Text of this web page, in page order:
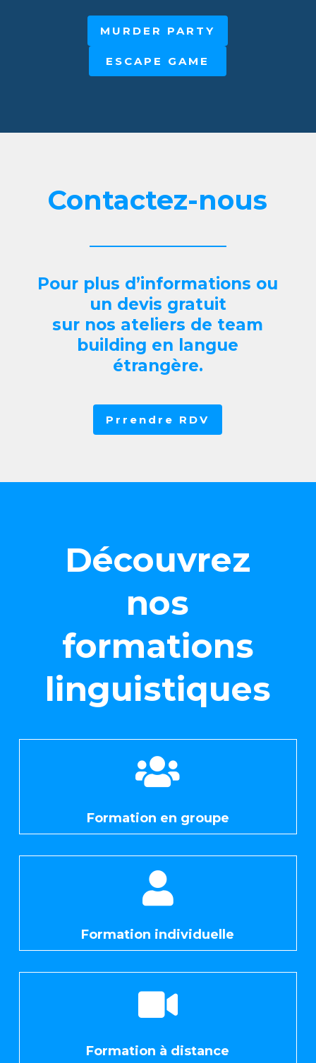
MURDER PARTY
ESCAPE GAME
Contactez-nous
Pour plus d’informations ou
un devis gratuit
sur nos ateliers de team
building en langue
étrangère.
Prrendre RDV
Découvrez
nos
formations
linguistiques

Formation en groupe

Formation individuelle

Formation à distance